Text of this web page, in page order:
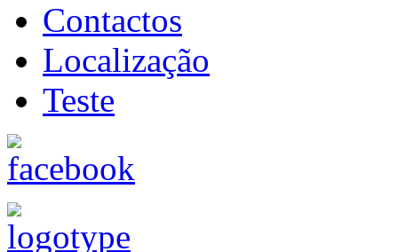
Contactos
Localização
Teste